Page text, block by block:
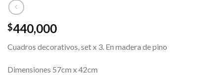
$440,000
Cuadros decorativos, set x 3. En madera de pino
Dimensiones 57cm x 42cm